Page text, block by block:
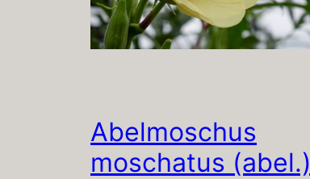
Abelmoschus
moschatus (abel.)